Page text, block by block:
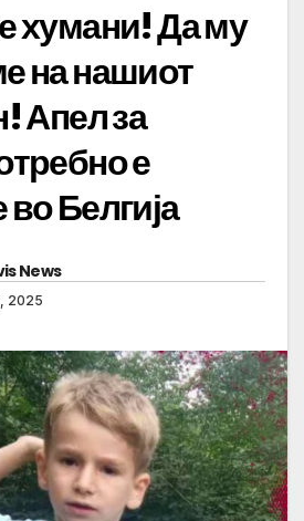
хумани! Да му
на нашиот
Апел за
е
Белгија
News
2025